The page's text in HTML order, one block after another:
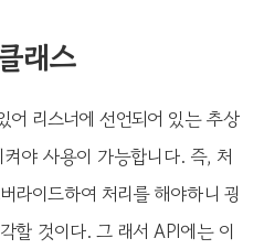
래스
어 리스너에 선언되어 있는 추상
야 사용이 가능합니다. 즉, 처
라이드하여 처리를 해야하니 굉
할 것이다. 그 래서 API에는 이